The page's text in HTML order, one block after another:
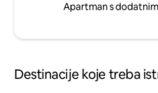
Apartman s
Destinacije koje treba